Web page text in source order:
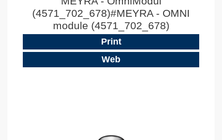
(4571_702_678)#MEYRA - OMNI
module (4571_702_678)
Print
Web